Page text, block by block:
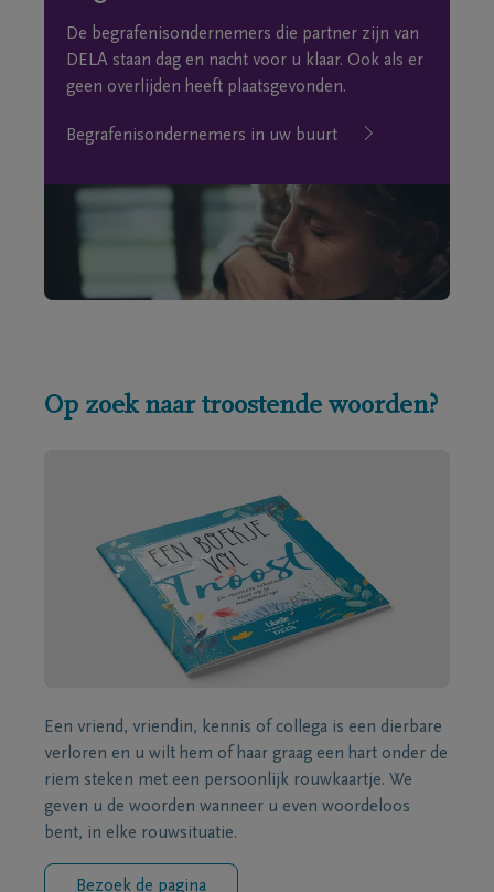
De begrafenisondernemers die partner zijn van
DELA staan dag en nacht voor u klaar. Ook als er
geen overlijden heeft plaatsgevonden.
Begrafenisondernemers in uw buurt
Op zoek naar troostende woorden?
Een vriend, vriendin, kennis of collega is een dierbare
verloren en u wilt hem of haar graag een hart onder de
riem steken met een persoonlijk rouwkaartje. We
geven u de woorden wanneer u even woordeloos
bent, in elke rouwsituatie.
Bezoek de pagina